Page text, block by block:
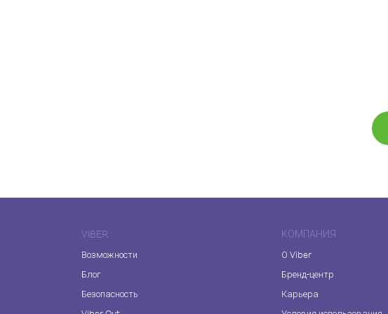
VIBER
Возможности
Блог
Безопасность
КОМПАНИЯ
О Viber
Бренд-центр
Карьера